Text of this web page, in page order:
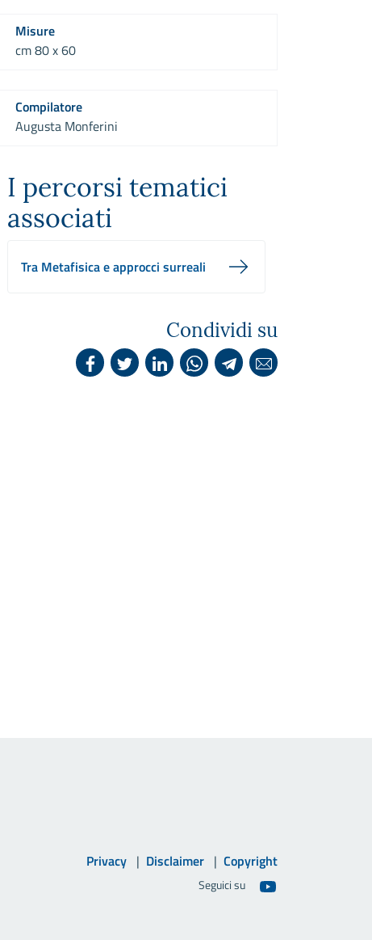
Misure
cm 80 x 60
Compilatore
Augusta Monferini
I percorsi tematici
associati
Tra Metafisica e approcci surreali
Condividi su
Privacy Disclaimer Copyright
Seguici su